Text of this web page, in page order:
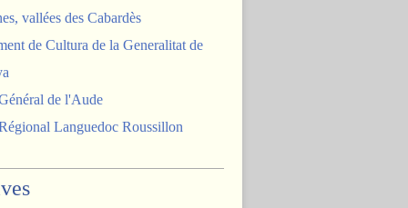
vallées des Cabardès
de Cultura de la Generalitat de
de l'Aude
Languedoc Roussillon